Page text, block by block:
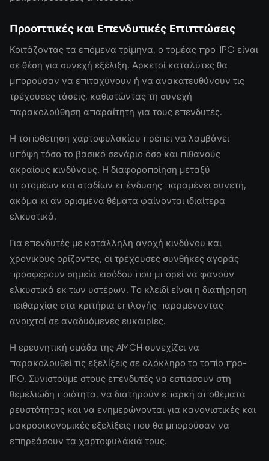
Προοπτικές και Επενδυτικές Επιπτώσεις
Κοιτάζοντας τα επόμενα τρίμηνα, ο τομέας προ-IPO είναι
σε θέση για συνεχή εξέλιξη. Αρκετοί καταλύτες θα
μπορούσαν να επιταχύνουν ή να ανακατευθύνουν τις
τρέχουσες τάσεις, καθιστώντας τη συνεχή
παρακολούθηση απαραίτητη για τους επενδυτές.
Η τοποθέτηση χαρτοφυλακίου πρέπει να λαμβάνει
υπόψη τόσο το βασικό σενάριο όσο και πιθανούς
ακραίους κινδύνους. Η διαφοροποίηση μεταξύ
υποτομέων και σταδίων επένδυσης παραμένει συνετή,
ακόμα κι αν ορισμένα θέματα φαίνονται ιδιαίτερα
ελκυστικά.
Για επενδυτές με κατάλληλη ανοχή κινδύνου και
χρονικούς ορίζοντες, οι τρέχουσες συνθήκες αγοράς
προσφέρουν σημεία εισόδου που μπορεί να φανούν
ελκυστικά εκ των υστέρων. Το κλειδί είναι η διατήρηση
πειθαρχίας στα κριτήρια επιλογής παραμένοντας
ανοιχτοί σε αναδυόμενες ευκαιρίες.
Η ερευνητική ομάδα της AMCH συνεχίζει να
παρακολουθεί τις εξελίξεις σε ολόκληρο το τοπίο προ-
IPO. Συνιστούμε στους επενδυτές να εστιάσουν στη
θεμελιώδη ποιότητα, να διατηρούν επαρκή αποθέματα
ρευστότητας και να ενημερώνονται για κανονιστικές και
μακροοικονομικές εξελίξεις που θα μπορούσαν να
επηρεάσουν τα χαρτοφυλάκιά τους.